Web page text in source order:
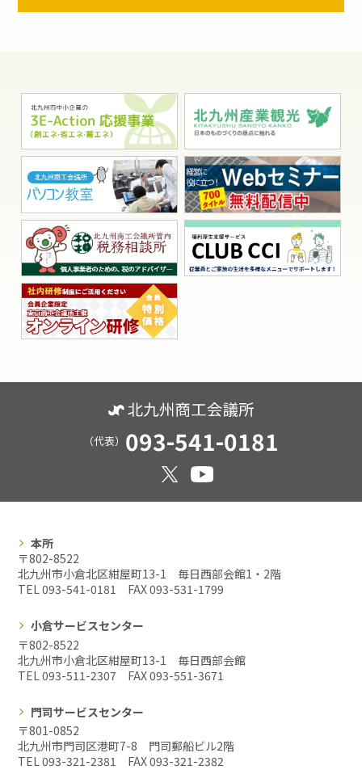
（代表） 093-541-0181
本所
〒802-8522
北九州市小倉北区紺屋町13-1 毎日西部会館1・2階
TEL 093-541-0181 FAX093-531-1799
小倉サービスセンター
〒802-8522
北九州市小倉北区紺屋町13-1 毎日西部会館
TEL 093-511-2307 FAX093-551-3671
門司サービスセンター
〒801-0852
北九州市門司区港町7-8 門司郵船ビル2階
TEL 093-321-2381 FAX093-321-2382